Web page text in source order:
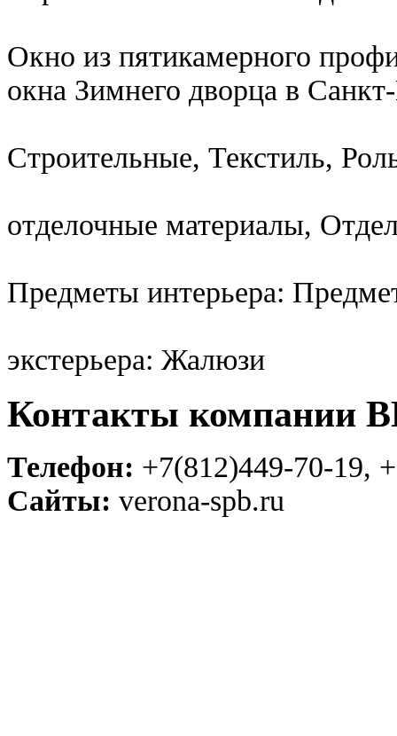
Окно из пятикамерного
окна Зимнего дворца в
Строительные, Текстиль,
отделочные материалы,
Предметы интерьера:
экстерьера: Жалюзи
Контакты
Телефон: +7(812)449-70-19,
Сайты: verona-spb.ru